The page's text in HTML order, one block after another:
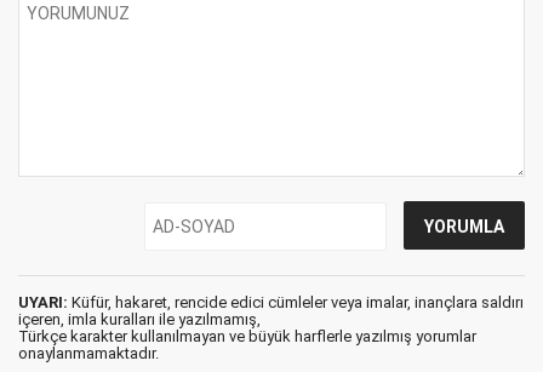
UYARI: Küfür, hakaret, rencide edici cümleler veya imalar, inançlara saldırı
içeren, imla kuralları ile yazılmamış,
Türkçe karakter kullanılmayan ve büyük harflerle yazılmış yorumlar
onaylanmamaktadır.